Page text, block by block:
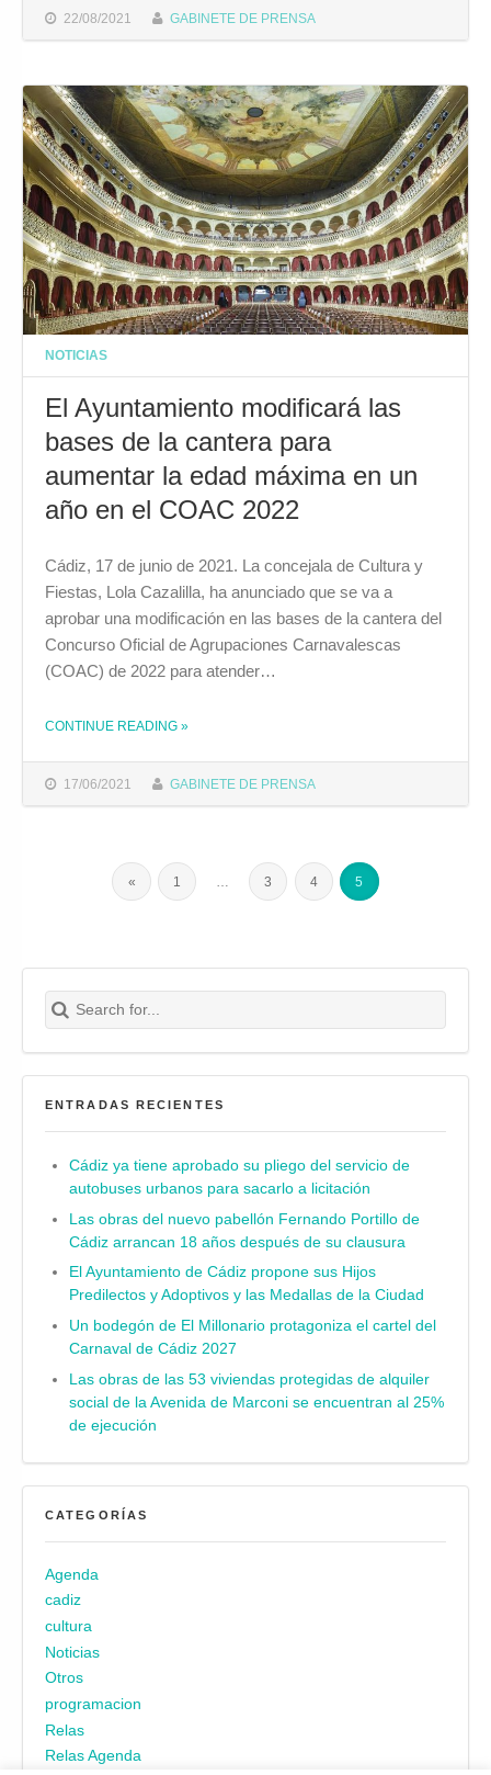
22/08/2021 GABINETE DE PRENSA
NOTICIAS
El Ayuntamiento modificará las
bases de la cantera para
aumentar la edad máxima en un
año en el COAC 2022
17/06/2021 GABINETE DE PRENSA
Cádiz, 17 de junio de 2021. La concejala de Cultura y
Fiestas, Lola Cazalilla, ha anunciado que se va a
aprobar una modificación en las bases de la cantera del
Concurso Oficial de Agrupaciones Carnavalescas
(COAC) de 2022 para atender…
CONTINUE READING
THE "EL AYUNTAMIENTO MODIFICARÁ LAS BASES DE LA CANTERA PARA AUMENTAR LA EDAD MÁXIMA EN UN AÑO EN EL COAC 2022"
»
« 1 3 4 5
Search for:
Buscar
ENTRADAS RECIENTES
Cádiz ya tiene aprobado su pliego del servicio de
autobuses urbanos para sacarlo a licitación
Las obras del nuevo pabellón Fernando Portillo de
Cádiz arrancan 18 años después de su clausura
El Ayuntamiento de Cádiz propone sus Hijos
Predilectos y Adoptivos y las Medallas de la Ciudad
Un bodegón de El Millonario protagoniza el cartel del
Carnaval de Cádiz 2027
Las obras de las 53 viviendas protegidas de alquiler
social de la Avenida de Marconi se encuentran al 25%
de ejecución
CATEGORÍAS
Agenda
cadiz
cultura
Noticias
Otros
programacion
Relas
Relas Agenda